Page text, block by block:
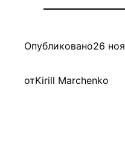
Опубликовано26
отKirill Marchenko